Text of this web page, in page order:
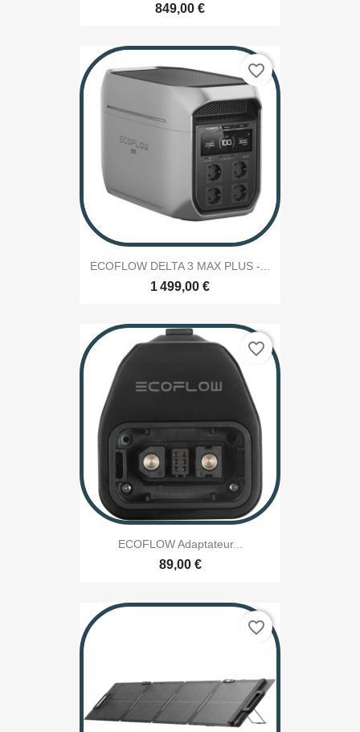
849,00 €
ECOFLOW DELTA 3 MAX PLUS -...
1 499,00 €
favorite_border
ECOFLOW Adaptateur...
89,00 €
favorite_border
favorite_border